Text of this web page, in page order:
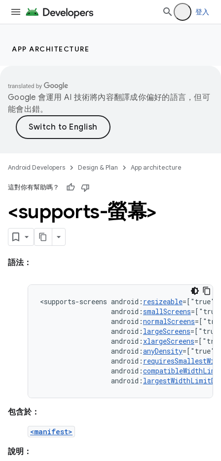
登入
APP ARCHITECTURE
Google 會運用 AI 技術將內容翻譯成你偏好的語言，但可
能會出錯。
Android Developers Design & Plan App architecture
這對你有幫助嗎？
<supports-螢幕>
語法：
<supports-screens android: resizeable=["true"|
android:smallScreens
android:normalScreens
android: largeScreens
android: xlargeScreens
android:anyDensity=["true"
android:
android:
android: largestWidthLimitDp
包含於：
<manifest>
說明：